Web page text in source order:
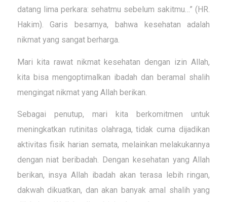
datang lima perkara: sehatmu sebelum sakitmu…” (HR.
Hakim). Garis besarnya, bahwa kesehatan adalah
nikmat yang sangat berharga.
Mari kita rawat nikmat kesehatan dengan izin Allah,
kita bisa mengoptimalkan ibadah dan beramal shalih
mengingat nikmat yang Allah berikan.
Sebagai penutup, mari kita berkomitmen untuk
meningkatkan rutinitas olahraga, tidak cuma dijadikan
aktivitas fisik harian semata, melainkan melakukannya
dengan niat beribadah. Dengan kesehatan yang Allah
berikan, insya Allah ibadah akan terasa lebih ringan,
dakwah dikuatkan, dan akan banyak amal shalih yang